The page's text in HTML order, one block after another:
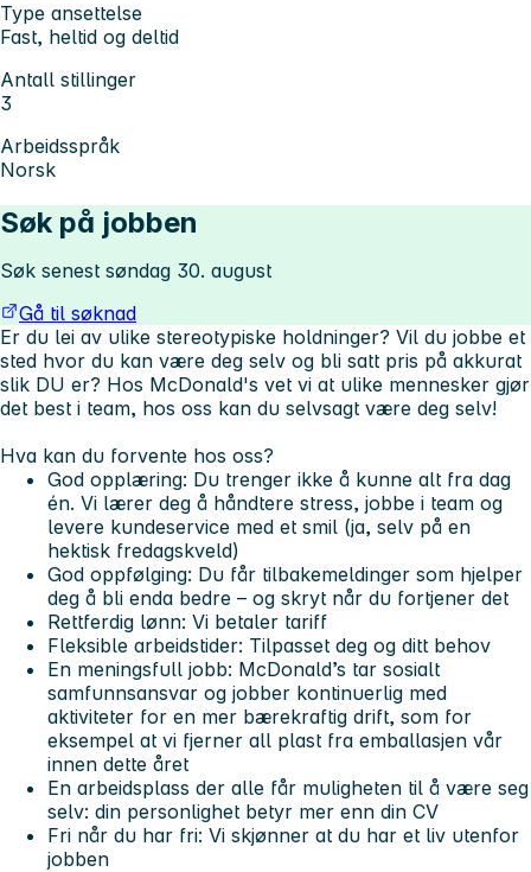
Type ansettelse
Fast, heltid og deltid
Antall stillinger
3
Arbeidsspråk
Norsk
Søk på jobben
Søk senest søndag 30. august
Gå til søknad
Er du lei av ulike stereotypiske holdninger? Vil du jobbe et
sted hvor du kan være deg selv og bli satt pris på akkurat
slik DU er? Hos McDonald's vet vi at ulike mennesker gjør
det best i team, hos oss kan du selvsagt være deg selv!
Hva kan du forvente hos oss?
God opplæring: Du trenger ikke å kunne alt fra dag
én. Vi lærer deg å håndtere stress, jobbe i team og
levere kundeservice med et smil (ja, selv på en
hektisk fredagskveld)
God oppfølging: Du får tilbakemeldinger som hjelper
deg å bli enda bedre – og skryt når du fortjener det
Rettferdig lønn: Vi betaler tariff
Fleksible arbeidstider: Tilpasset deg og ditt behov
En meningsfull jobb: McDonald’s tar sosialt
samfunnsansvar og jobber kontinuerlig med
aktiviteter for en mer bærekraftig drift, som for
eksempel at vi fjerner all plast fra emballasjen vår
innen dette året
En arbeidsplass der alle får muligheten til å være seg
selv: din personlighet betyr mer enn din CV
Fri når du har fri: Vi skjønner at du har et liv utenfor
jobben